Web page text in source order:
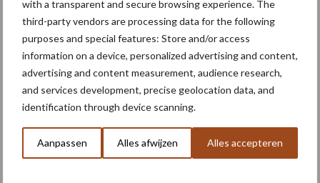
with a transparent and secure browsing experience. The
third-party vendors are processing data for the following
purposes and special features: Store and/or access
information on a device, personalized advertising and content,
advertising and content measurement, audience research,
and services development, precise geolocation data, and
identification through device scanning.
Aanpassen Alles afwijzen Alles accepteren
hoogte van zes meter en de 80-10 met een maximale hoogte van
tien meter. De valhoogte kan zijn aangepast. De grote
vernieuwing is dat de Mamba nu via Line Control verbonden kan
zijn aan de andere inschuurmachines, wat niet mogelijk was met
de CTK. Hij kan zijn uitgerust met zwenkwielen, wat handig is om
bijvoorbeeld een planter te vullen. Een aandrijving met variabele
snelheid is als optie verkrijgbaar.